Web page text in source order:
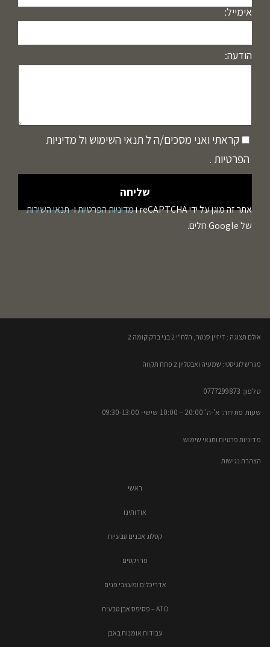
אימייל:
הודעה:
קראתי ואני מסכים/ה ל תנאי השימוש ול מדיניות
הפרטיות .
אתר זה מוגן על ידי reCAPTCHA ו מדיניות הפרטיותו-תנאי השירות
של Google חלים.
אולם תצוגה : דיזיין סנטר, הלח"י 2 בני ברק קומה 2​
מגרש לוגיסטי: שמעיה ואבטליון 2 פתח תקווה
טלפון: 0777299873​
שעות פתיחה: א'-ה' 20:00 – 10:00​​ שישי- 09:30-13:00
מדיניות פרטיות ותנאי שימוש
הצהרת נגישות
ראשי
אודותינו
קטלוג אבנים טבעיות
פרויקטים
אדריכלים ומעצבי פנים
ATO – פסיפס אבן טבעית
עבודות אומנות באבן